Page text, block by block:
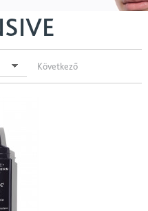
Következő